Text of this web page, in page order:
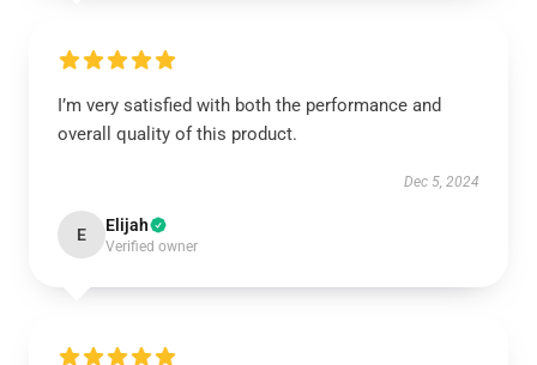
I’m very satisfied with both the performance and
overall quality of this product.
Dec 5, 2024
E Elijah
Verified owner